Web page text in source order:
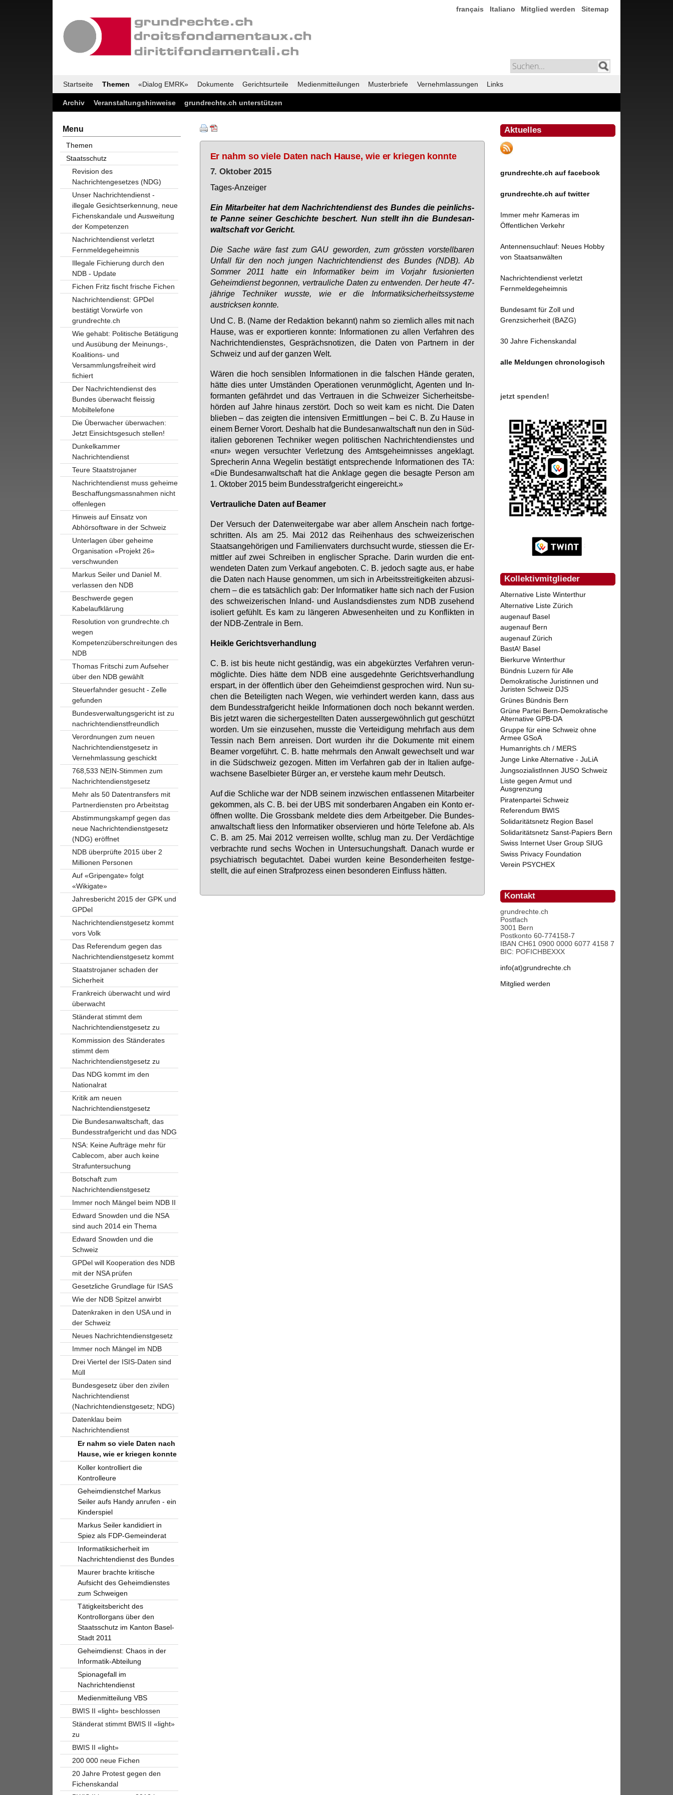
français Italiano Mitglied werden Sitemap
Startseite Themen «Dialog EMRK» Dokumente Gerichtsurteile Medienmitteilungen Musterbriefe Vernehmlassungen Links
Archiv Veranstaltungshinweise grundrechte.ch unterstützen
Er nahm so viele Daten nach Hause, wie er kriegen konnte
7. Oktober 2015
Ta­ges-An­zei­ger
Ein Mit­ar­bei­ter hat dem Nach­rich­ten­dienst des Bun­des die pein­lichs­
te Pan­ne sei­ner Ge­schich­te be­schert. Nun stellt ihn die Bun­des­an­
walt­schaft vor Ge­richt.
Die Sache wäre fast zum GAU geworden, zum grössten vorstellbaren
Unfall für den noch jungen Nachrichtendienst des Bundes (NDB). Ab
Sommer 2011 hatte ein Informatiker beim im Vorjahr fusionierten
Geheimdienst begonnen, vertrauliche Daten zu entwenden. Der heute 47-
jährige Techniker wusste, wie er die Informatiksicherheitssysteme
austricksen konnte.
Und C. B. (Na­me der Re­dak­ti­on be­kannt) nahm so ziem­lich al­les mit nach
Hau­se, was er ex­por­tie­ren konn­te: In­for­ma­tio­nen zu al­len Ver­fah­ren des
Nach­rich­ten­diens­tes, Ge­sprächs­no­ti­zen, die Da­ten von Part­nern in der
Schweiz und auf der gan­zen Welt.
Wä­ren die hoch sen­si­blen In­for­ma­tio­nen in die fal­schen Hän­de ge­ra­ten,
hät­te dies un­ter Um­stän­den Ope­ra­tio­nen ver­un­mög­licht, Agen­ten und In­
for­man­ten ge­fähr­det und das Ver­trau­en in die Schwei­zer Si­cher­heits­be­
hör­den auf Jah­re hin­aus zer­stört. Doch so weit kam es nicht. Die Da­ten
blie­ben – das zeig­ten die in­ten­si­ven Er­mitt­lun­gen – bei C. B. Zu Hau­se in
ei­nem Ber­ner Vor­ort. Des­halb hat die Bun­des­an­walt­schaft nun den in Süd­
ita­li­en ge­bo­re­nen Tech­ni­ker we­gen po­li­ti­schen Nach­rich­ten­diens­tes und
«nur» we­gen ver­such­ter Ver­let­zung des Amts­ge­heim­nis­ses an­ge­klagt.
Spre­che­rin An­na We­ge­lin be­stä­tigt ent­spre­chen­de In­for­ma­tio­nen des TA:
«Die Bundes­anwaltschaft hat die An­kla­ge ge­gen die be­sag­te Per­son am
1. Ok­to­ber 2015 beim Bun­des­straf­ge­richt ein­ge­reicht.»
Ver­trau­li­che Da­ten auf Bea­mer
Der Ver­such der Da­ten­wei­ter­ga­be war aber al­lem An­schein nach fort­ge­
schrit­ten. Als am 25. Mai 2012 das Rei­hen­haus des schwei­ze­ri­schen
Staats­an­ge­hö­ri­gen und Fa­mi­li­en­va­ters durch­sucht wur­de, sties­sen die Er­
mitt­ler auf zwei Schrei­ben in eng­li­scher Spra­che. Dar­in wur­den die ent­
wen­de­ten Da­ten zum Ver­kauf an­ge­bo­ten. C. B. je­doch sag­te aus, er ha­be
die Da­ten nach Hau­se ge­nom­men, um sich in Ar­beits­strei­tig­kei­ten ab­zu­si­
chern – die es tat­säch­lich gab: Der In­for­ma­ti­ker hat­te sich nach der Fu­si­on
des schwei­ze­ri­schen In­land- und Aus­lands­diens­tes zum NDB zu­se­hend
iso­liert ge­fühlt. Es kam zu län­ge­ren Ab­we­sen­hei­ten und zu Kon­flik­ten in
der NDB-Zen­tra­le in Bern.
Heik­le Ge­richts­ver­hand­lung
C. B. ist bis heu­te nicht ge­stän­dig, was ein ab­ge­kürz­tes Ver­fah­ren ver­un­
mög­lich­te. Dies hät­te dem NDB ei­ne aus­ge­dehn­te Ge­richts­ver­hand­lung
er­spart, in der öf­fent­lich über den Ge­heim­dienst ge­spro­chen wird. Nun su­
chen die Be­tei­lig­ten nach We­gen, wie ver­hin­dert wer­den kann, dass aus
dem Bundes­straf­gericht heik­le In­for­ma­tio­nen doch noch be­kannt wer­den.
Bis jetzt wa­ren die sicher­gestellten Da­ten aus­ser­ge­wöhn­lich gut ge­schützt
wor­den. Um sie ein­zu­se­hen, muss­te die Ver­tei­di­gung mehr­fach aus dem
Tes­sin nach Bern an­rei­sen. Dort wur­den ihr die Do­ku­men­te mit ei­nem
Bea­mer vor­ge­führt. C. B. hat­te mehr­mals den An­walt ge­wech­selt und war
in die Süd­schweiz ge­zo­gen. Mit­ten im Ver­fah­ren gab der in Ita­li­en auf­ge­
wach­se­ne Ba­sel­bie­ter Bür­ger an, er ver­ste­he kaum mehr Deutsch.
Auf die Schli­che war der NDB sei­nem in­zwi­schen ent­las­se­nen Mit­ar­bei­ter
ge­kom­men, als C. B. bei der UBS mit son­der­ba­ren An­ga­ben ein Kon­to er­
öff­nen woll­te. Die Gross­bank mel­de­te dies dem Ar­beit­ge­ber. Die Bun­des­
an­walt­schaft liess den In­for­ma­ti­ker ob­ser­vie­ren und hör­te Te­le­fo­ne ab. Als
C. B. am 25. Mai 2012 ver­rei­sen woll­te, schlug man zu. Der Ver­däch­ti­ge
ver­brach­te rund sechs Wo­chen in Un­ter­su­chungs­haft. Da­nach wur­de er
psych­ia­trisch be­gut­ach­tet. Da­bei wur­den kei­ne Be­son­der­hei­ten fest­ge­
stellt, die auf ei­nen Straf­pro­zess ei­nen be­son­de­ren Ein­fluss hät­ten.
Aktuelles
grundrechte.ch auf facebook
grundrechte.ch auf twitter
Immer mehr Kameras im
Öffentlichen Verkehr
Antennensuchlauf: Neues Hobby
von Staatsanwälten
Nachrichtendienst verletzt
Fernmeldegeheimnis
Bundesamt für Zoll und
Grenzsicherheit (BAZG)
30 Jahre Fichenskandal
alle Meldungen chronologisch
jetzt spenden!
Kollektivmitglieder
Alternative Liste Winterthur
Alternative Liste Zürich
augenauf Basel
augenauf Bern
augenauf Zürich
BastA! Basel
Bierkurve Winterthur
Bündnis Luzern für Alle
Demokratische Juristinnen und
Juristen Schweiz DJS
Grünes Bündnis Bern
Grüne Partei Bern-Demokratische
Alternative GPB-DA
Gruppe für eine Schweiz ohne
Armee GSoA
Humanrights.ch / MERS
Junge Linke Alternative - JuLiA
JungsozialistInnen JUSO Schweiz
Liste gegen Armut und
Ausgrenzung
Piratenpartei Schweiz
Referendum BWIS
Solidaritätsnetz Region Basel
Solidaritätsnetz Sanst-Papiers Bern
Swiss Internet User Group SIUG
Swiss Privacy Foundation
Verein PSYCHEX
Kontakt
grundrechte.ch
Postfach
3001 Bern
Postkonto 60-774158-7
IBAN CH61 0900 0000 6077 4158 7
BIC: POFICHBEXXX
info(at)grundrechte.ch
Mitglied werden
Menu
Themen
Staatsschutz
Revision des
Nachrichtengesetzes (NDG)
Unser Nachrichtendienst -
illegale Gesichtserkennung, neue
Fichenskandale und Ausweitung
der Kompetenzen
Nachrichtendienst verletzt
Fernmeldegeheimnis
Illegale Fichierung durch den
NDB - Update
Fichen Fritz fischt frische Fichen
Nachrichtendienst: GPDel
bestätigt Vorwürfe von
grundrechte.ch
Wie gehabt: Politische Betätigung
und Ausübung der Meinungs-,
Koalitions- und
Versammlungsfreiheit wird
fichiert
Der Nachrichtendienst des
Bundes überwacht fleissig
Mobiltelefone
Die Überwacher überwachen:
Jetzt Einsichtsgesuch stellen!
Dunkelkammer
Nachrichtendienst
Teure Staatstrojaner
Nachrichtendienst muss geheime
Beschaffungsmassnahmen nicht
offenlegen
Hinweis auf Einsatz von
Abhörsoftware in der Schweiz
Unterlagen über geheime
Organisation «Projekt 26»
verschwunden
Markus Seiler und Daniel M.
verlassen den NDB
Beschwerde gegen
Kabelaufklärung
Resolution von grundrechte.ch
wegen
Kompetenzüberschreitungen des
NDB
Thomas Fritschi zum Aufseher
über den NDB gewählt
Steuerfahnder gesucht - Zelle
gefunden
Bundesverwaltungsgericht ist zu
nachrichtendienstfreundlich
Verordnungen zum neuen
Nachrichtendienstgesetz in
Vernehmlassung geschickt
768,533 NEIN-Stimmen zum
Nachrichtendienstgesetz
Mehr als 50 Datentransfers mit
Partnerdiensten pro Arbeitstag
Abstimmungskampf gegen das
neue Nachrichtendienstgesetz
(NDG) eröffnet
NDB überprüfte 2015 über 2
Millionen Personen
Auf «Gripengate» folgt
«Wikigate»
Jahresbericht 2015 der GPK und
GPDel
Nachrichtendienstgesetz kommt
vors Volk
Das Referendum gegen das
Nachrichtendienstgesetz kommt
Staatstrojaner schaden der
Sicherheit
Frankreich überwacht und wird
überwacht
Ständerat stimmt dem
Nachrichtendienstgesetz zu
Kommission des Ständerates
stimmt dem
Nachrichtendienstgesetz zu
Das NDG kommt im den
Nationalrat
Kritik am neuen
Nachrichtendienstgesetz
Die Bundesanwaltschaft, das
Bundesstrafgericht und das NDG
NSA: Keine Aufträge mehr für
Cablecom, aber auch keine
Strafuntersuchung
Botschaft zum
Nachrichtendienstgesetz
Immer noch Mängel beim NDB II
Edward Snowden und die NSA
sind auch 2014 ein Thema
Edward Snowden und die
Schweiz
GPDel will Kooperation des NDB
mit der NSA prüfen
Gesetzliche Grundlage für ISAS
Wie der NDB Spitzel anwirbt
Datenkraken in den USA und in
der Schweiz
Neues Nachrichtendienstgesetz
Immer noch Mängel im NDB
Drei Viertel der ISIS-Daten sind
Müll
Bundesgesetz über den zivilen
Nachrichtendienst
(Nachrichtendienstgesetz; NDG)
Datenklau beim
Nachrichtendienst
Er nahm so viele Daten nach
Hause, wie er kriegen konnte
Koller kontrolliert die
Kontrolleure
Geheimdienstchef Markus
Seiler aufs Handy anrufen - ein
Kinderspiel
Markus Seiler kandidiert in
Spiez als FDP-Gemeinderat
Informatiksicherheit im
Nachrichtendienst des Bundes
Maurer brachte kritische
Aufsicht des Geheimdienstes
zum Schweigen
Tätigkeitsbericht des
Kontrollorgans über den
Staatsschutz im Kanton Basel-
Stadt 2011
Geheimdienst: Chaos in der
Informatik-Abteilung
Spionagefall im
Nachrichtendienst
Medienmitteilung VBS
BWIS II «light» beschlossen
Ständerat stimmt BWIS II «light»
zu
BWIS II «light»
200 000 neue Fichen
20 Jahre Protest gegen den
Fichenskandal